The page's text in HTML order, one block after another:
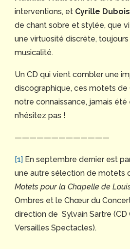
interventions, et Cyrille Dubois
de chant sobre et stylée, que
une virtuosité discrète,
musicalité.
Un CD qui vient combler une
discographique, ces motets de
notre connaissance, jamais été
n’hésitez pas !
—————————————
[1] En septembre dernier est
une autre sélection de motets
Motets pour la Chapelle de
Ombres et le Chœur du
direction de Sylvain Sartre (CD
Versailles Spectacles).